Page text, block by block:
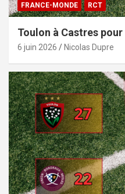
FRANCE-MONDE RCT
Toulon à Castres
6 juin 2026 Nicolas Dupre